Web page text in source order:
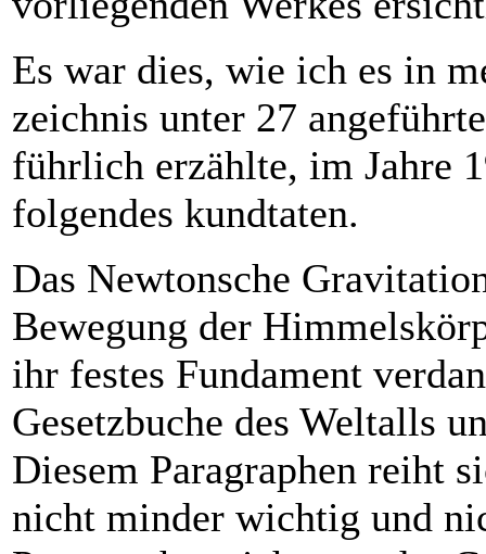
Es war dies, wie ich es in
zeich­nis unter 27
führ­lich erzählte, im Jahre
folgendes kundtaten.
Das Newtonsche
Bewegung der
ihr festes Fundament
Gesetz­buche des Weltalls
Diesem Para­gra­phen reiht
nicht minder wichtig und